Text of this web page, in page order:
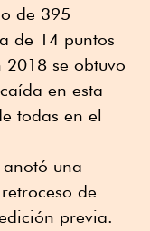
de 395
de 14 puntos
2018 se obtuvo
en esta
todas en el
una
de
previa.